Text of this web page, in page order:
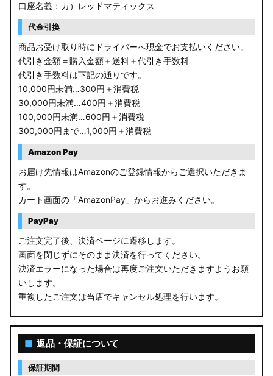
口座名義：カ）レッドマティックス
代金引換
商品お受け取り時にドライバーへ現金でお支払いください。
代引き金額＝購入金額＋送料＋代引き手数料
代引き手数料は下記の通りです。
10,000円未満…300円＋消費税
30,000円未満…400円＋消費税
100,000円未満…600円＋消費税
300,000円まで…1,000円＋消費税
Amazon Pay
お届け先情報はAmazonのご登録情報からご選択いただきま
す。
カート画面の「AmazonPay」からお進みください。
PayPay
ご注文完了後、決済ページに遷移します。
画面を閉じずにそのまま決済を行ってください。
決済エラーになった場合は再度ご注文いただきますようお願
いします。
重複したご注文は当店でキャンセル処理を行います。
■ 返品・保証について
保証期間